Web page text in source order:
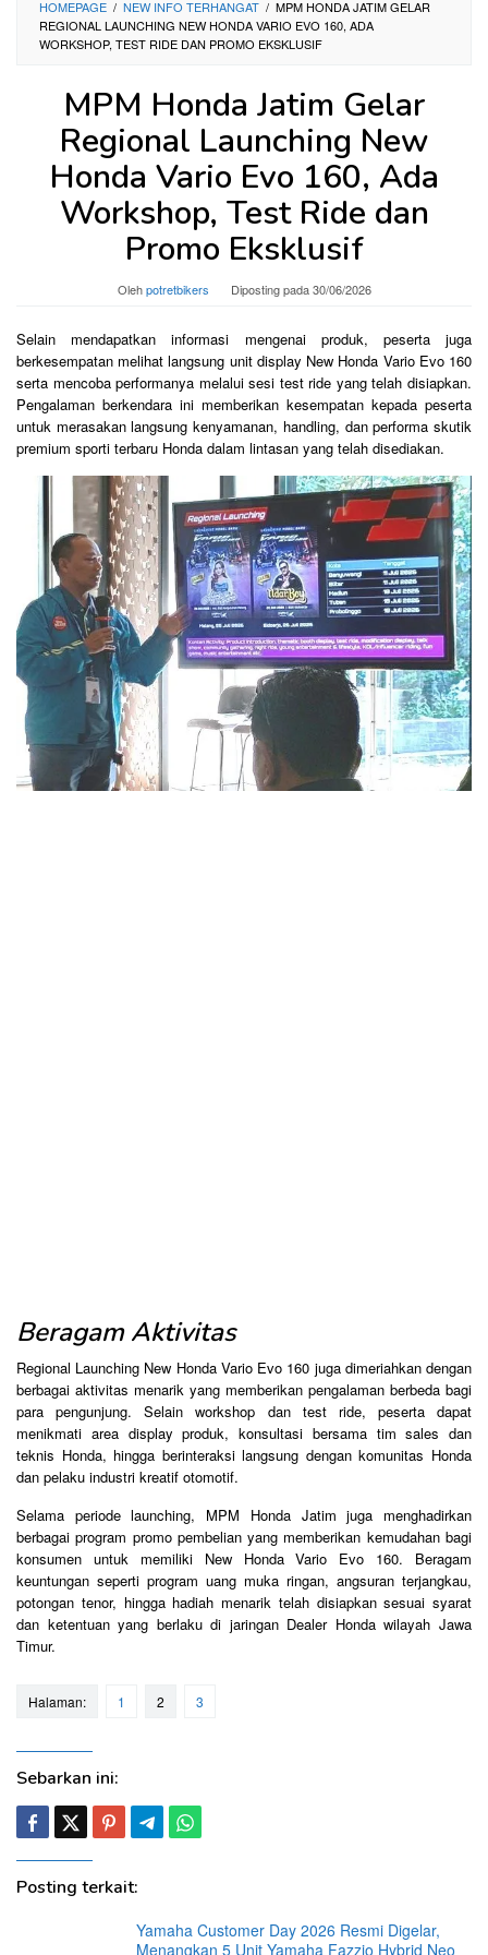
HOMEPAGE / NEW INFO TERHANGAT / MPM HONDA JATIM GELAR
REGIONAL LAUNCHING NEW HONDA VARIO EVO 160, ADA
WORKSHOP, TEST RIDE DAN PROMO EKSKLUSIF
MPM Honda Jatim Gelar
Regional Launching New
Honda Vario Evo 160, Ada
Workshop, Test Ride dan
Promo Eksklusif
Olehpotretbikers Diposting pada30/06/2026
Selain mendapatkan informasi mengenai produk, peserta juga
berkesempatan melihat langsung unit display New Honda Vario Evo 160
serta mencoba performanya melalui sesi test ride yang telah disiapkan.
Pengalaman berkendara ini memberikan kesempatan kepada peserta
untuk merasakan langsung kenyamanan, handling, dan performa skutik
premium sporti terbaru Honda dalam lintasan yang telah disediakan.
Beragam Aktivitas
Regional Launching New Honda Vario Evo 160 juga dimeriahkan dengan
berbagai aktivitas menarik yang memberikan pengalaman berbeda bagi
para pengunjung. Selain workshop dan test ride, peserta dapat
menikmati area display produk, konsultasi bersama tim sales dan
teknis Honda, hingga berinteraksi langsung dengan komunitas Honda
dan pelaku industri kreatif otomotif.
Selama periode launching, MPM Honda Jatim juga menghadirkan
berbagai program promo pembelian yang memberikan kemudahan bagi
konsumen untuk memiliki New Honda Vario Evo 160. Beragam
keuntungan seperti program uang muka ringan, angsuran terjangkau,
potongan tenor, hingga hadiah menarik telah disiapkan sesuai syarat
dan ketentuan yang berlaku di jaringan Dealer Honda wilayah Jawa
Timur.
Halaman: 1 2 3
Sebarkan ini:
Posting terkait:
Yamaha Customer Day 2026 Resmi Digelar,
Menangkan 5 Unit Yamaha Fazzio Hybrid Neo